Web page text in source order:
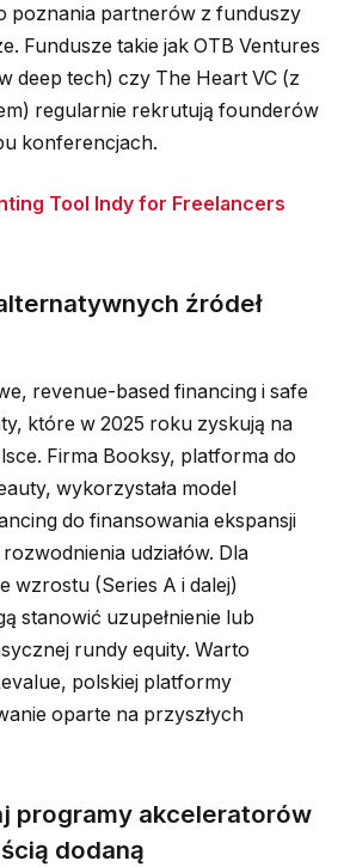
poznania partnerów z funduszy
Fundusze takie jak OTB Ventures
deep tech) czy The Heart VC (z
regularnie rekrutują founderów
konferencjach.
Tool Indy for Freelancers
źródeł
revenue-based financing i safe
które w 2025 roku zyskują na
Firma Booksy, platforma do
wykorzystała model
do finansowania ekspansji
udziałów. Dla
wzrostu (Series A i dalej)
stanowić uzupełnienie lub
rundy equity. Warto
polskiej platformy
oparte na przyszłych
programy akceleratorów
dodaną